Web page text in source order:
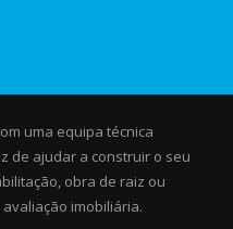
uma equipa técnica
de ajudar a construir o seu
obra de raiz ou
imobiliária.